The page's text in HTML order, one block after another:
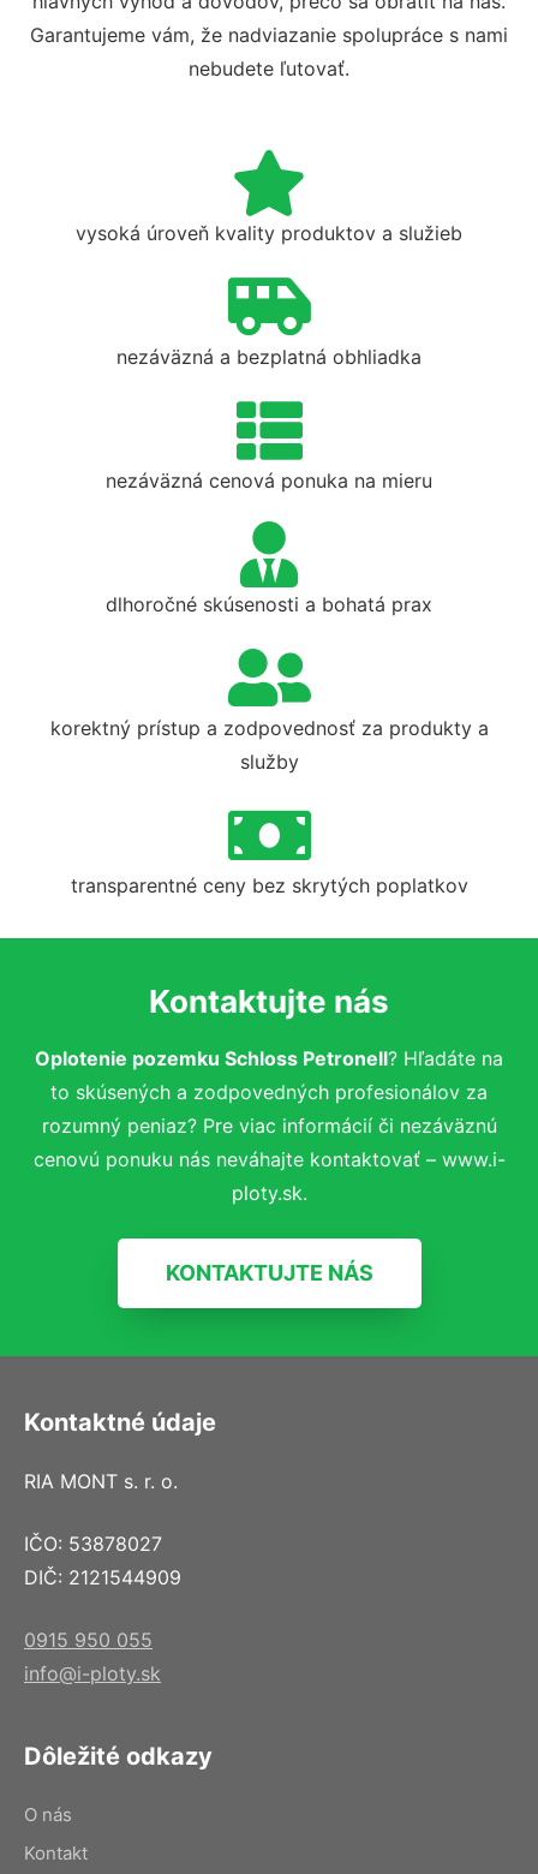
Garantujeme vám, že nadviazanie spolupráce s nami
nebudete ľutovať.
vysoká úroveň kvality produktov a služieb
nezáväzná a bezplatná obhliadka
nezáväzná cenová ponuka na mieru
dlhoročné skúsenosti a bohatá prax
korektný prístup a zodpovednosť za produkty a
služby
transparentné ceny bez skrytých poplatkov
Kontaktujte nás
Oplotenie pozemku Schloss Petronell? Hľadáte na
to skúsených a zodpovedných profesionálov za
rozumný peniaz? Pre viac informácií či nezáväznú
cenovú ponuku nás neváhajte kontaktovať – www.i-
ploty.sk.
KONTAKTUJTE NÁS
Kontaktné údaje
RIA MONT s. r. o.
IČO: 53878027
DIČ: 2121544909
0915 950 055
info@i-ploty.sk
Dôležité odkazy
O nás
Kontakt